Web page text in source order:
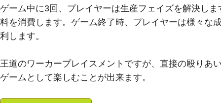
ゲーム中に3回、プレイヤーは生産フェイズを解決し
料を消費します。ゲーム終了時、プレイヤーは様々な
利します。
王道のワーカープレイスメントですが、直接の殴りあ
ゲームとして楽しむことが出来ます。